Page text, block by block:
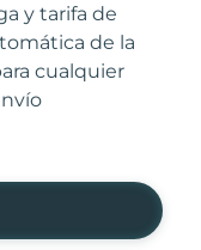
y tarifa de
de la
cualquier